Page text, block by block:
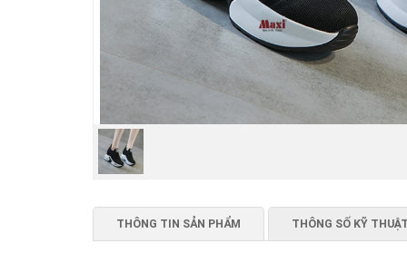
THÔNG TIN SẢN PHẨM THÔNG SỐ KỸ